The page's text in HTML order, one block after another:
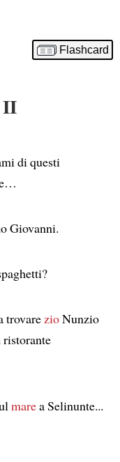
Flashcard
II
di questi
Giovanni.
trovarezioNunzio
marea Selinunte...